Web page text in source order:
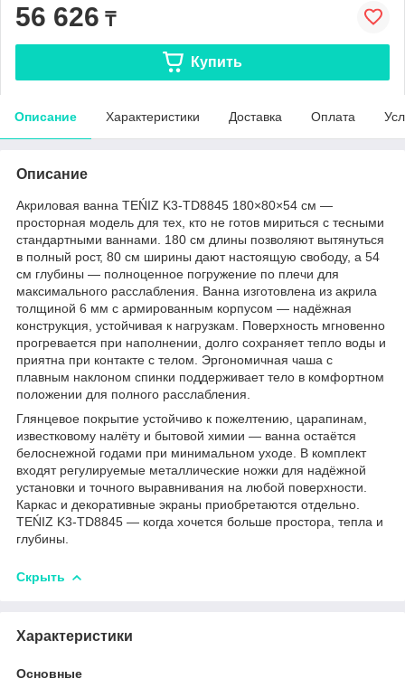
56 626 ₸
Купить
Описание Характеристики Доставка Оплата
Описание
Акриловая ванна TEŃIZ K3-TD8845 180×80×54 см —
просторная модель для тех, кто не готов мириться с тесными
стандартными ваннами. 180 см длины позволяют вытянуться
в полный рост, 80 см ширины дают настоящую свободу, а 54
см глубины — полноценное погружение по плечи для
максимального расслабления. Ванна изготовлена из акрила
толщиной 6 мм с армированным корпусом — надёжная
конструкция, устойчивая к нагрузкам. Поверхность мгновенно
прогревается при наполнении, долго сохраняет тепло воды и
приятна при контакте с телом. Эргономичная чаша с
плавным наклоном спинки поддерживает тело в комфортном
положении для полного расслабления.
Глянцевое покрытие устойчиво к пожелтению, царапинам,
известковому налёту и бытовой химии — ванна остаётся
белоснежной годами при минимальном уходе. В комплект
входят регулируемые металлические ножки для надёжной
установки и точного выравнивания на любой поверхности.
Каркас и декоративные экраны приобретаются отдельно.
TEŃIZ K3-TD8845 — когда хочется больше простора, тепла и
глубины.
Скрыть
Характеристики
Основные